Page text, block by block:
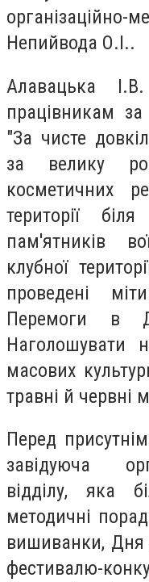
Непийвода О.І..
Алавацька
працівникам
"За чисте
за велику
косметичних
території
пам'ятників
клубної
проведені
Перемоги в
Наголошувати
масових
травні й червні
Перед
завідуюча
відділу, яка
методичні
вишиванки, Дня
фестивалю-